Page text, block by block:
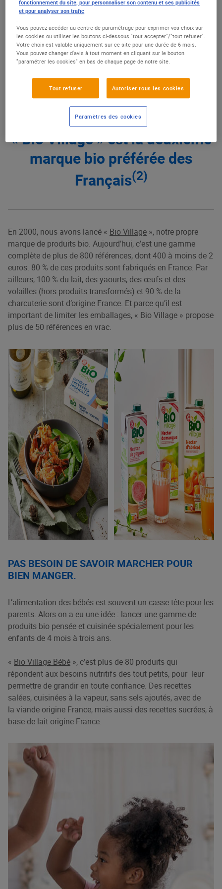
l’environnement et des Hommes… le bio, chez E.Leclerc, ça
fait longtemps que l’on a compris que c’était une nécessité.
Nous proposons un choix de 3000 références à prix
E.Leclerc parmi les marques nationales et nos produits de
« Bio Village » est la deuxième
marque bio préférée des
Français(2)
En 2000, nous avons lancé « Bio Village », notre propre
marque de produits bio. Aujourd’hui, c’est une gamme
complète de plus de 800 références, dont 400 à moins de 2
euros. 80 % de ces produits sont fabriqués en France. Par
ailleurs, 100 % du lait, des yaourts, des œufs et des
volailles (hors produits transformés) et 90 % de la
charcuterie sont d’origine France. Et parce qu’il est
important de limiter les emballages, « Bio Village » propose
plus de 50 références en vrac.
PAS BESOIN DE SAVOIR MARCHER POUR
BIEN MANGER.
L’alimentation des bébés est souvent un casse-tête pour les
parents. Alors on a eu une idée : lancer une gamme de
produits bio pensée et cuisinée spécialement pour les
enfants de 4 mois à trois ans.
« Bio Village Bébé », c’est plus de 80 produits qui
répondent aux besoins nutritifs des tout petits, pour leur
permettre de grandir en toute confiance. Des recettes
salées, cuisinées à la vapeur, sans sels ajoutés, avec de
la viande origine France, mais aussi des recettes sucrées, à
base de lait origine France.
fonctionnement du site, pour personnaliser son contenu et ses publicités
et pour analyser son trafic
.
Vous pouvez accéder au centre de paramétrage pour exprimer vos choix sur
les cookies ou utiliser les boutons ci-dessous "tout accepter"/"tout refuser".
Votre choix est valable uniquement sur ce site pour une durée de 6 mois.
Vous pouvez changer d'avis à tout moment en cliquant sur le bouton
"paramétrer les cookies" en bas de chaque page de notre site.
Tout refuser Autoriser tous les cookies
Paramètres des cookies